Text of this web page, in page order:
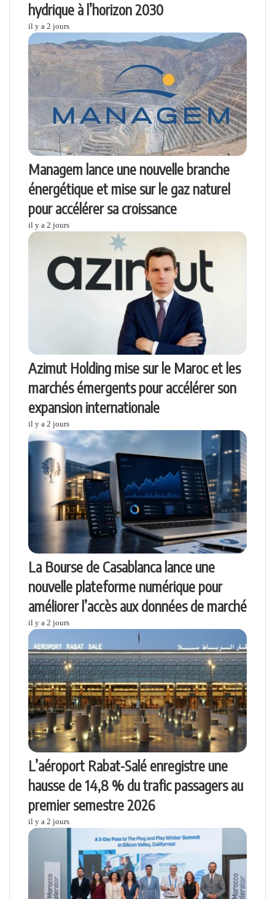
hydrique à l’horizon 2030
il y a 2 jours
Managem lance une nouvelle branche
énergétique et mise sur le gaz naturel
pour accélérer sa croissance
il y a 2 jours
Azimut Holding mise sur le Maroc et les
marchés émergents pour accélérer son
expansion internationale
il y a 2 jours
La Bourse de Casablanca lance une
nouvelle plateforme numérique pour
améliorer l’accès aux données de marché
il y a 2 jours
L’aéroport Rabat-Salé enregistre une
hausse de 14,8 % du trafic passagers au
premier semestre 2026
il y a 2 jours